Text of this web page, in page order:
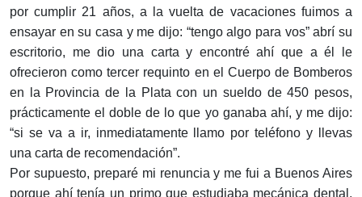
por cumplir 21 años, a la vuelta de vacaciones fuimos a
ensayar en su casa y me dijo: “tengo algo para vos” abrí su
escritorio, me dio una carta y encontré ahí que a él le
ofrecieron como tercer requinto en el Cuerpo de Bomberos
en la Provincia de la Plata con un sueldo de 450 pesos,
prácticamente el doble de lo que yo ganaba ahí, y me dijo:
“si se va a ir, inmediatamente llamo por teléfono y llevas
una carta de recomendación”.
Por supuesto, preparé mi renuncia y me fui a Buenos Aires
porque ahí tenía un primo que estudiaba mecánica dental,